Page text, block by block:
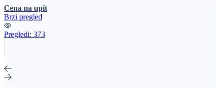
Cena na upit
Brzi pregled
Pregledi: 373